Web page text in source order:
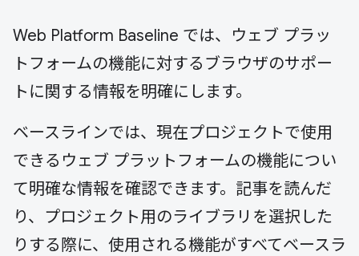
Web Platform Baseline では、ウェブ プラッ
トフォームの機能に対するブラウザのサポー
トに関する情報を明確にします。
ベースラインでは、現在プロジェクトで使用
できるウェブ プラットフォームの機能につい
て明確な情報を確認できます。記事を読んだ
り、プロジェクト用のライブラリを選択した
りする際に、使用される機能がすべてベースラ